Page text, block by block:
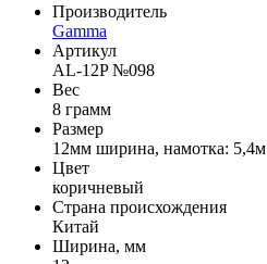
Производитель
Gamma
Артикул
AL-12P №098
Вес
8 грамм
Размер
12мм ширина, намотка: 5,4м
Цвет
коричневый
Страна происхождения
Китай
Ширина, мм